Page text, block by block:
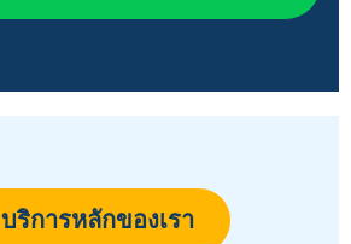
บริการหลักของเรา